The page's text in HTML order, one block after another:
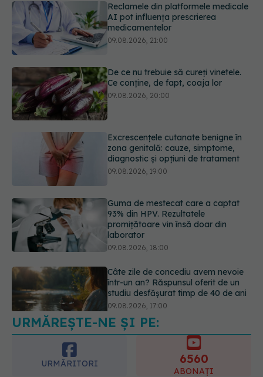
De ce nu trebuie să cureți vinetele.
Ce conține, de fapt, coaja lor
09.08.2026, 20:00
Excrescențele cutanate benigne în
zona genitală: cauze, simptome,
diagnostic și opțiuni de tratament
Guma de mestecat care a captat
93% din HPV. Rezultatele
promițătoare vin însă doar din
laborator
Câte zile de concediu avem nevoie
într-un an? Răspunsul oferit de un
studiu desfășurat timp de 40 de ani
09.08.2026, 17:00
Reclamele din platformele medicale
AI pot influența prescrierea
medicamentelor
09.08.2026, 21:00
URMĂREȘTE-NE ȘI PE:
URMĂRITORI 6560
ABONAȚI